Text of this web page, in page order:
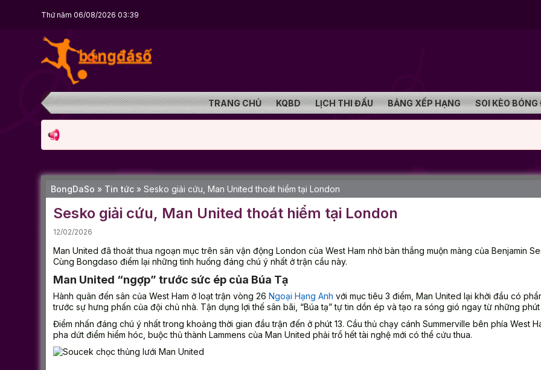
Thứ năm 06/08/2026 03:39
TRANG CHỦ KQBD LỊCH THI ĐẤU BẢNG XẾP HẠNG SOI KÈO
BongDaSo » Tin tức » Sesko giải cứu, Man United thoát hiểm tại London
Sesko giải cứu, Man United thoát hiểm tại London
12/02/2026
Man United đã thoát thua ngoạn mục trên sân vận động London của West Ham nhờ bàn thắng muộn màng của Benjamin
Cùng Bongdaso điểm lại những tình huống đáng chú ý nhất ở trận cầu này.
Man United “ngợp” trước sức ép của Búa Tạ
Hành quân đến sân của West Ham ở loạt trận vòng 26 Ngoại Hạng Anh với mục tiêu 3 điểm, Man United lại khởi đầu có
trước sự hưng phấn của đội chủ nhà. Tận dụng lợi thế sân bãi, “Búa tạ” tự tin dồn ép và tạo ra sóng gió ngay từ những
Điểm nhấn đáng chú ý nhất trong khoảng thời gian đầu trận đến ở phút 13. Cầu thủ chạy cánh Summerville bên phía West
pha dứt điểm hiểm hóc, buộc thủ thành Lammens của Man United phải trổ hết tài nghệ mới có thể cứu thua.